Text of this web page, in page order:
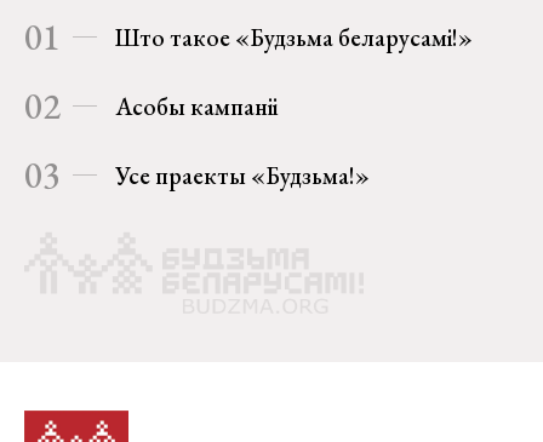
01 Што такое «Будзьма беларусамі!»
02 Асобы кампаніі
03 Усе праекты «Будзьма!»